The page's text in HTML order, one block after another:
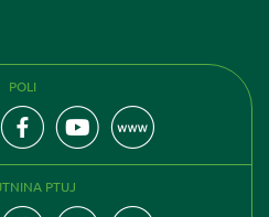
POLI
PTUJ